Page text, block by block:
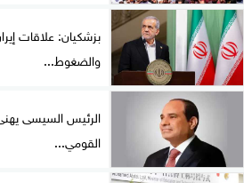
بزشكيان: علاقات
والضغوط...
الرئيس السيسى
القومي...